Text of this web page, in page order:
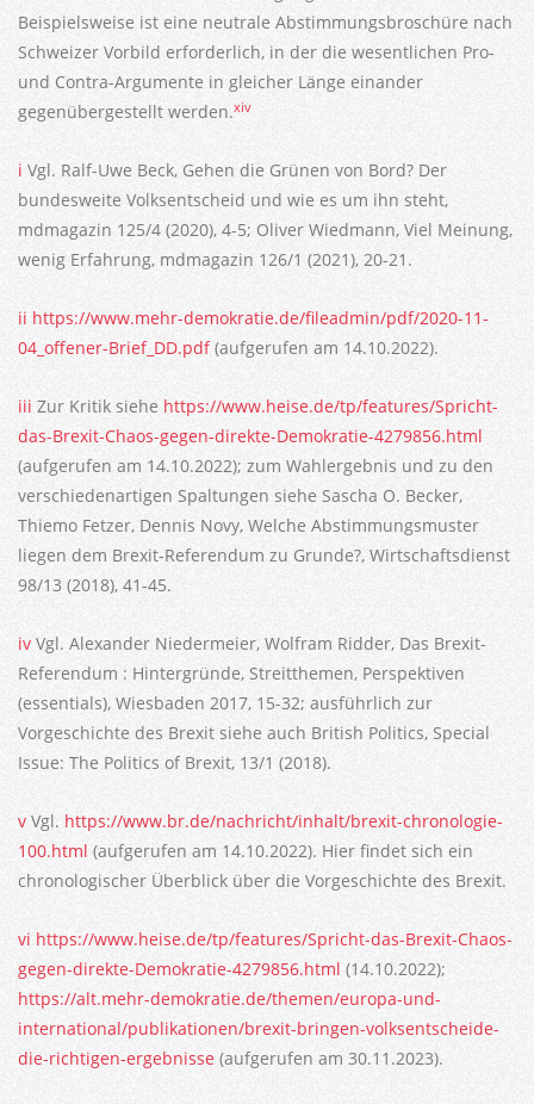
Beispielsweise ist eine neutrale Abstimmungsbroschüre nach
Schweizer Vorbild erforderlich, in der die wesentlichen Pro-
und Contra-Argumente in gleicher Länge einander
gegenübergestellt werden.xiv
i Vgl. Ralf-Uwe Beck, Gehen die Grünen von Bord? Der
bundesweite Volksentscheid und wie es um ihn steht,
mdmagazin 125/4 (2020), 4-5; Oliver Wiedmann, Viel Meinung,
wenig Erfahrung, mdmagazin 126/1 (2021), 20-21.
ii https://www.mehr-demokratie.de/fileadmin/pdf/2020-11-
04_offener-Brief_DD.pdf(aufgerufen am 14.10.2022).
iii Zur Kritik siehe https://www.heise.de/tp/features/Spricht-
das-Brexit-Chaos-gegen-direkte-Demokratie-4279856.html
(aufgerufen am 14.10.2022); zum Wahlergebnis und zu den
verschiedenartigen Spaltungen siehe Sascha O. Becker,
Thiemo Fetzer, Dennis Novy, Welche Abstimmungsmuster
liegen dem Brexit-Referendum zu Grunde?, Wirtschaftsdienst
98/13 (2018), 41-45.
iv Vgl. Alexander Niedermeier, Wolfram Ridder, Das Brexit-
Referendum : Hintergründe, Streitthemen, Perspektiven
(essentials), Wiesbaden 2017, 15-32; ausführlich zur
Vorgeschichte des Brexit siehe auch British Politics, Special
Issue: The Politics of Brexit, 13/1 (2018).
v Vgl. https://www.br.de/nachricht/inhalt/brexit-chronologie-
100.html (aufgerufen am 14.10.2022). Hier findet sich ein
chronologischer Überblick über die Vorgeschichte des Brexit.
vi https://www.heise.de/tp/features/Spricht-das-Brexit-Chaos-
gegen-direkte-Demokratie-4279856.html (14.10.2022);
https://alt.mehr-demokratie.de/themen/europa-und-
international/publikationen/brexit-bringen-volksentscheide-
die-richtigen-ergebnisse (aufgerufen am 30.11.2023).